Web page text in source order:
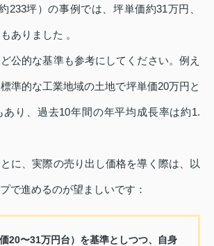
233坪）の事例では、坪単価約31万円、
ありました 。
公的な基準も参考にしてください。例え
準的な工業地域の土地で坪単価20万円と
あり、過去10年間の年平均成長率は約1.
に、実際の売り出し価格を導く際は、以
で進めるのが望ましいです：
20〜31万円台）を基準としつつ、自身